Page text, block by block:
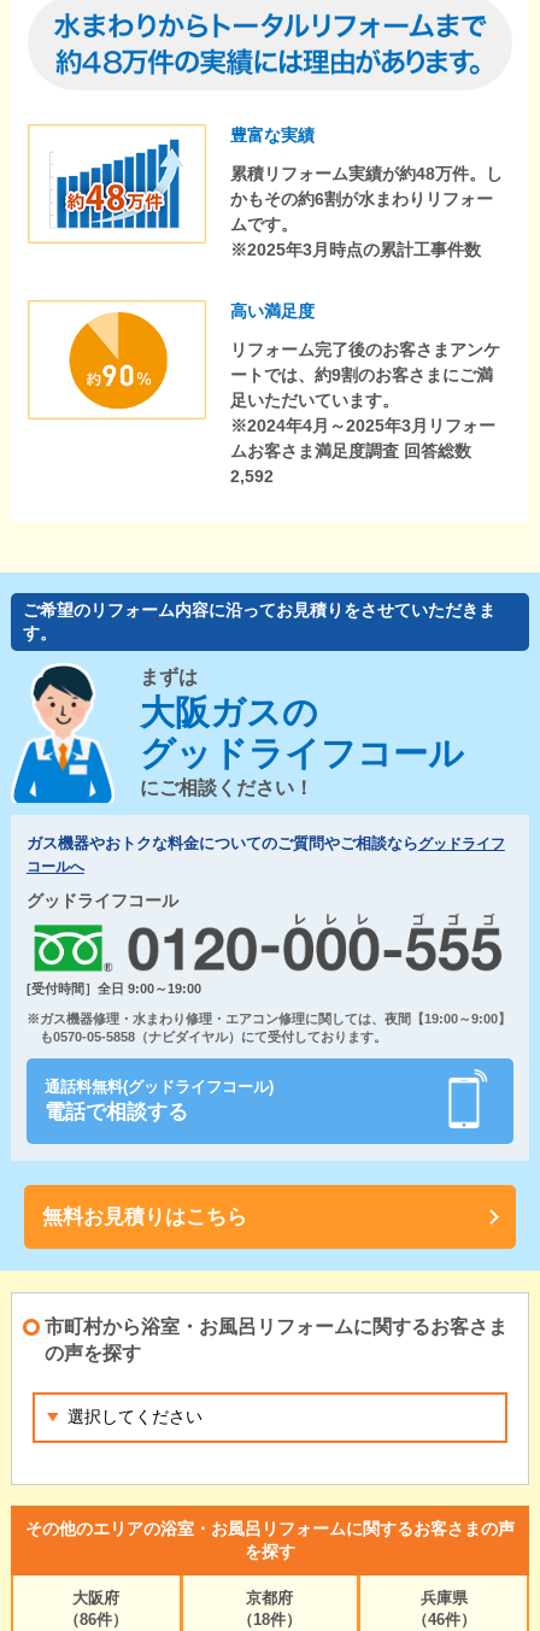
豊富な実績
累積リフォーム実績が約48万件。し
かもその約6割が水まわりリフォー
ムです。
※2025年3月時点の累計工事件数
高い満足度
リフォーム完了後のお客さまアンケ
ートでは、約9割のお客さまにご満
足いただいています。
※2024年4月～2025年3月リフォー
ムお客さま満足度調査 回答総数
2,592
ご希望のリフォーム内容に沿ってお見積りをさせていただきま
す。
まずは
大阪ガスの
グッドライフコール
にご相談ください！
ガス機器やおトクな料金についてのご質問やご相談ならグッドライフ
コールへ
グッドライフコール
[受付時間］全日 9:00～19:00
※ガス機器修理・水まわり修理・エアコン修理に関しては、夜間【19:00～9:00】
も0570-05-5858（ナビダイヤル）にて受付しております。
通話料無料(グッドライフコール)
電話で相談する
無料お見積りはこちら
市町村から浴室・お風呂リフォームに関するお客さま
の声を探す
その他のエリアの浴室・お風呂リフォームに関するお客さまの声
を探す
大阪府
（86件）
京都府
（18件）
兵庫県
（46件）